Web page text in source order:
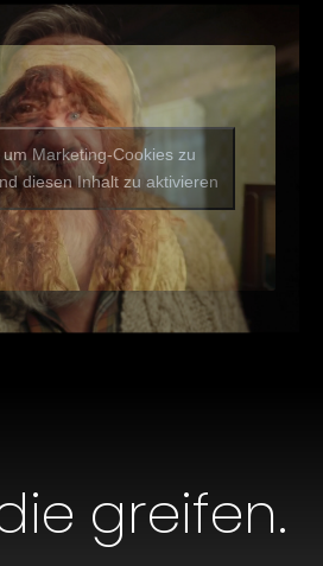
um Marketing-Cookies zu
diesen Inhalt zu aktivieren
greifen.